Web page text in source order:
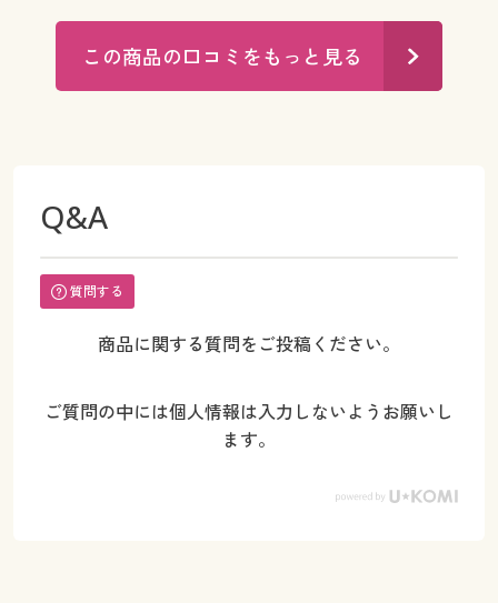
この商品の口コミをもっと見る
Q&A
質問する
商品に関する質問をご投稿ください。
ご質問の中には個人情報は入力しないようお願いし
ます。